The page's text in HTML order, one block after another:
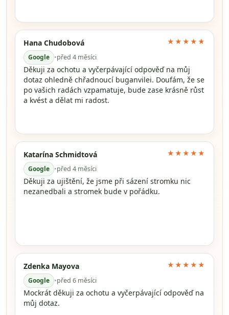
Hana Chudobová
Google •před 4 měsíci
★★★★★
Děkuji za ochotu a vyčerpávající odpověď na můj
dotaz ohledně chřadnoucí buganvilei. Doufám, že se
po vašich radách vzpamatuje, bude zase krásně růst
a kvést a dělat mi radost.
Katarína Schmidtová
Google •před 4 měsíci
★★★★★
Děkuji za ujištění, že jsme při sázení stromku nic
nezanedbali a stromek bude v pořádku.
Zdenka Mayova
Google •před 6 měsíci
★★★★★
Mockrát děkuji za ochotu a vyčerpávající odpověď na
můj dotaz.